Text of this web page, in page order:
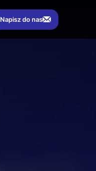
Napisz do nas